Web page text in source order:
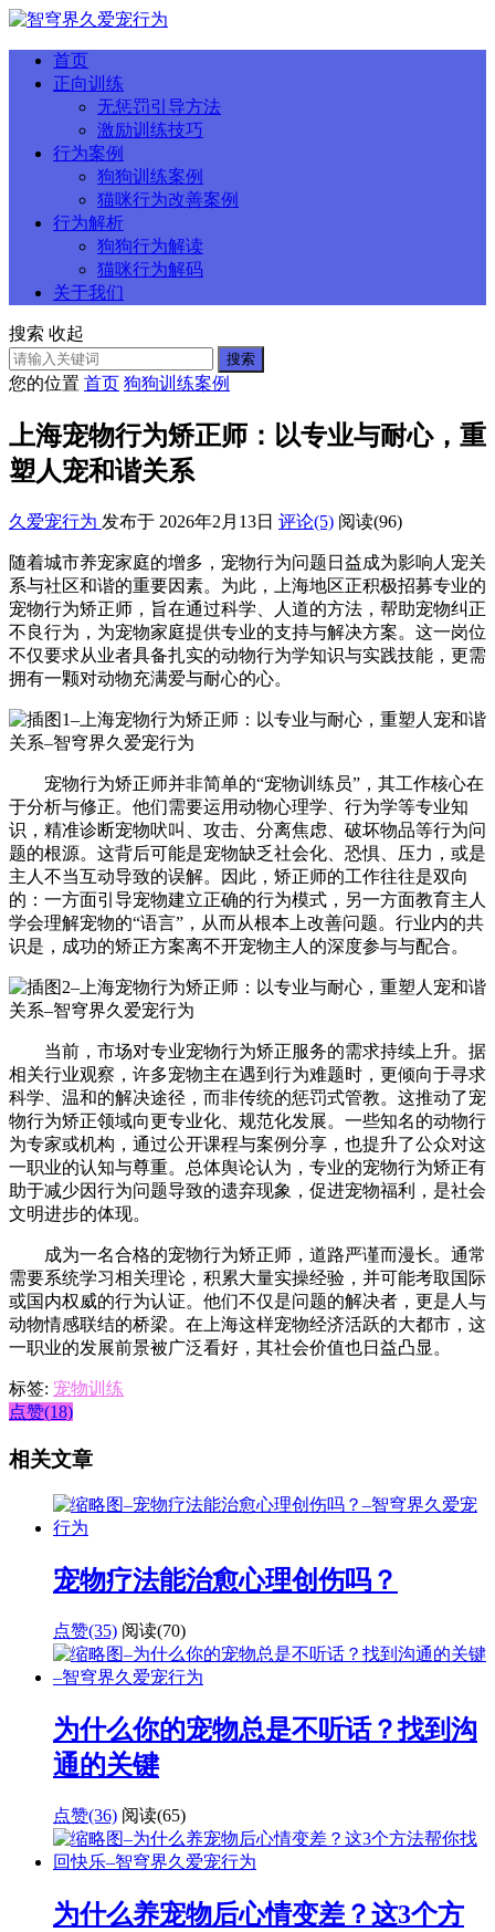
首页
正向训练
无惩罚引导方法
激励训练技巧
行为案例
狗狗训练案例
猫咪行为改善案例
行为解析
狗狗行为解读
猫咪行为解码
关于我们
搜索 收起
搜索
您的位置 首页 狗狗训练案例
上海宠物行为矫正师：以专业与耐心，重
塑人宠和谐关系
久爱宠行为 发布于 2026年2月13日 评论(5) 阅读(96)
随着城市养宠家庭的增多，宠物行为问题日益成为影响人宠关
系与社区和谐的重要因素。为此，上海地区正积极招募专业的
宠物行为矫正师，旨在通过科学、人道的方法，帮助宠物纠正
不良行为，为宠物家庭提供专业的支持与解决方案。这一岗位
不仅要求从业者具备扎实的动物行为学知识与实践技能，更需
拥有一颗对动物充满爱与耐心的心。
宠物行为矫正师并非简单的“宠物训练员”，其工作核心在
于分析与修正。他们需要运用动物心理学、行为学等专业知
识，精准诊断宠物吠叫、攻击、分离焦虑、破坏物品等行为问
题的根源。这背后可能是宠物缺乏社会化、恐惧、压力，或是
主人不当互动导致的误解。因此，矫正师的工作往往是双向
的：一方面引导宠物建立正确的行为模式，另一方面教育主人
学会理解宠物的“语言”，从而从根本上改善问题。行业内的共
识是，成功的矫正方案离不开宠物主人的深度参与与配合。
当前，市场对专业宠物行为矫正服务的需求持续上升。据
相关行业观察，许多宠物主在遇到行为难题时，更倾向于寻求
科学、温和的解决途径，而非传统的惩罚式管教。这推动了宠
物行为矫正领域向更专业化、规范化发展。一些知名的动物行
为专家或机构，通过公开课程与案例分享，也提升了公众对这
一职业的认知与尊重。总体舆论认为，专业的宠物行为矫正有
助于减少因行为问题导致的遗弃现象，促进宠物福利，是社会
文明进步的体现。
成为一名合格的宠物行为矫正师，道路严谨而漫长。通常
需要系统学习相关理论，积累大量实操经验，并可能考取国际
或国内权威的行为认证。他们不仅是问题的解决者，更是人与
动物情感联结的桥梁。在上海这样宠物经济活跃的大都市，这
一职业的发展前景被广泛看好，其社会价值也日益凸显。
标签: 宠物训练
点赞(18)
相关文章
宠物疗法能治愈心理创伤吗？
点赞(35) 阅读(70)
为什么你的宠物总是不听话？找到沟
通的关键
点赞(36) 阅读(65)
为什么养宠物后心情变差？这3个方